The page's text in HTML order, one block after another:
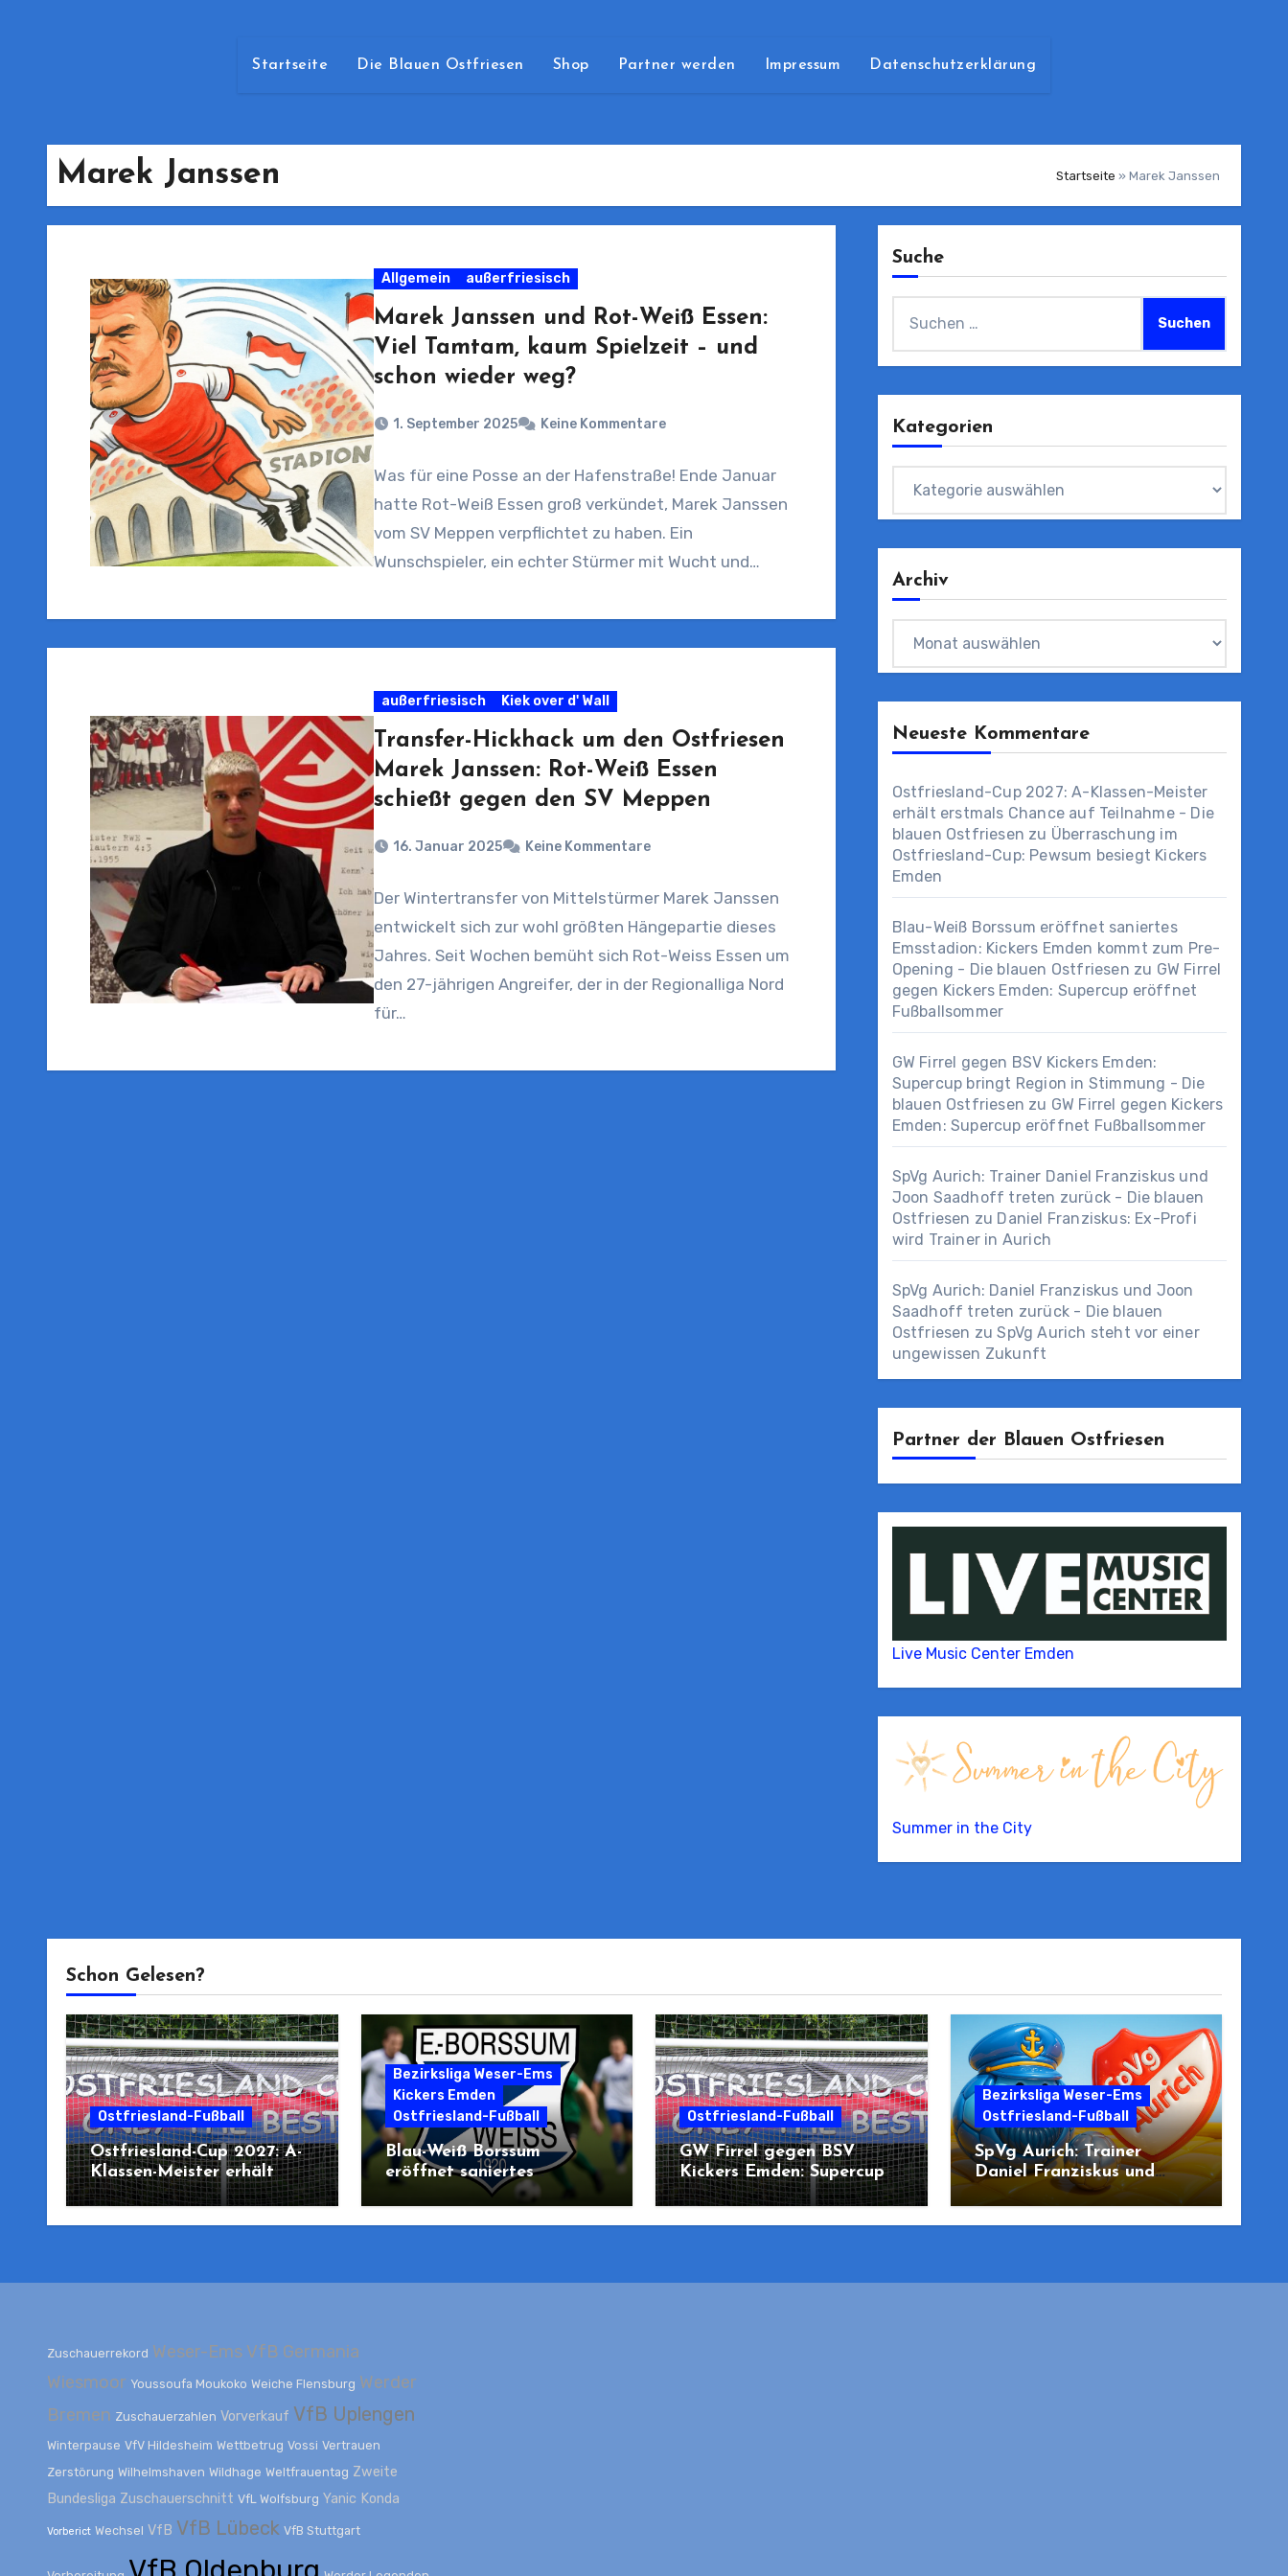
Startseite Die Blauen Ostfriesen Shop Partner werden Impressum Datenschutzerklärung
Marek Janssen Startseite » Marek Janssen
Allgemein außerfriesisch
Marek Janssen und Rot-Weiß Essen:
Viel Tamtam, kaum Spielzeit – und
schon wieder weg?
1. September 2025 Keine Kommentare
Was für eine Posse an der Hafenstraße! Ende Januar
hatte Rot-Weiß Essen groß verkündet, Marek Janssen
vom SV Meppen verpflichtet zu haben. Ein
Wunschspieler, ein echter Stürmer mit Wucht und…
außerfriesisch Kiek over d' Wall
Transfer-Hickhack um den Ostfriesen
Marek Janssen: Rot-Weiß Essen
schießt gegen den SV Meppen
16. Januar 2025 Keine Kommentare
Der Wintertransfer von Mittelstürmer Marek Janssen
entwickelt sich zur wohl größten Hängepartie dieses
Jahres. Seit Wochen bemüht sich Rot-Weiss Essen um
den 27-jährigen Angreifer, der in der Regionalliga Nord
für…
Suche
nach:
Kategorien
Archiv
Neueste Kommentare
Ostfriesland-Cup 2027: A-Klassen-Meister
erhält erstmals Chance auf Teilnahme - Die
blauen Ostfriesen zu Überraschung im
Ostfriesland-Cup: Pewsum besiegt Kickers
Emden
Blau-Weiß Borssum eröffnet saniertes
Emsstadion: Kickers Emden kommt zum Pre-
Opening - Die blauen Ostfriesen zu GW Firrel
gegen Kickers Emden: Supercup eröffnet
Fußballsommer
GW Firrel gegen BSV Kickers Emden:
Supercup bringt Region in Stimmung - Die
blauen Ostfriesen zu GW Firrel gegen Kickers
Emden: Supercup eröffnet Fußballsommer
SpVg Aurich: Trainer Daniel Franziskus und
Joon Saadhoff treten zurück - Die blauen
Ostfriesen zu Daniel Franziskus: Ex-Profi
wird Trainer in Aurich
SpVg Aurich: Daniel Franziskus und Joon
Saadhoff treten zurück - Die blauen
Ostfriesen zuSpVg Aurich steht vor einer
ungewissen Zukunft
Partner der Blauen Ostfriesen
Live Music Center Emden
Summer in the City
Schon Gelesen?
Ostfriesland-Fußball
Ostfriesland-Cup 2027: A-
Klassen-Meister erhält
erstmals Chance auf
Teilnahme
Bezirksliga Weser-Ems
Kickers Emden
Ostfriesland-Fußball
Blau-Weiß Borssum
eröffnet saniertes
Emsstadion: Kickers
Emden kommt zum Pre-
Ostfriesland-Fußball
GW Firrel gegen BSV
Kickers Emden: Supercup
bringt Region in Stimmung
Bezirksliga Weser-Ems
Ostfriesland-Fußball
SpVg Aurich: Trainer
Daniel Franziskus und
Joon Saadhoff treten
zurück
Zuschauerrekord Weser-Ems VfB Germania
Wiesmoor Youssoufa Moukoko Weiche Flensburg Werder
Bremen Zuschauerzahlen Vorverkauf VfB Uplengen
Winterpause VfV Hildesheim Wettbetrug Vossi Vertrauen
Zerstörung Wilhelmshaven Wildhage Weltfrauentag Zweite
Bundesliga Zuschauerschnitt VfL Wolfsburg Yanic Konda
Vorberict Wechsel VfB VfB Lübeck VfB Stuttgart